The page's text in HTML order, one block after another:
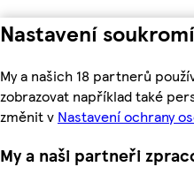
Nastavení
My a našich 18 partnerů
zobrazovat například také
změnit v Nastavení ochrany
My a naši partneři